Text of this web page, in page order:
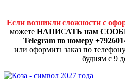
Если возникли сложности с
можете НАПИСАТЬ нам
Telegram по номеру
или оформить заказ по
будням с 9